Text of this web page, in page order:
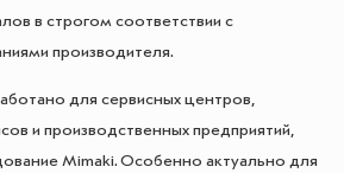
в строгом соответствии с
производителя.
для сервисных центров,
и производственных предприятий,
Mimaki. Особенно актуально для